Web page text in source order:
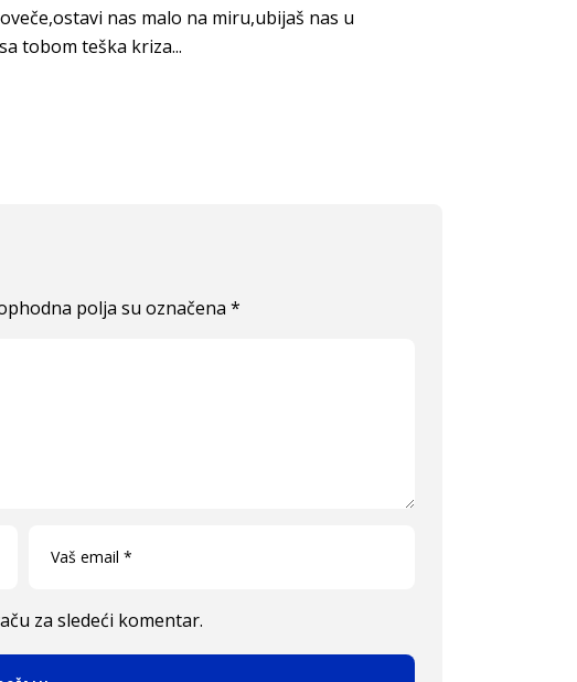
nas malo na miru,ubijaš nas u
tobom teška kriza...
polja su označena *
za sledeći komentar.